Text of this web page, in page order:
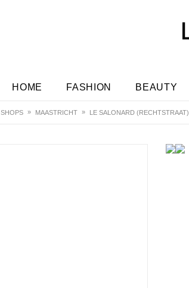
HOME FASHION BEAUTY
SHOPS MAASTRICHT LE SALONARD (RECHTSTRAAT)